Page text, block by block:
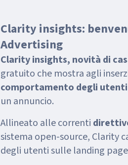
Clarity insights:
Advertising
Clarity insights, novità di
gratuito che mostra agli
comportamento degli utenti
un annuncio.
Allineato alle correnti
sistema open-source, Clarity
degli utenti sulle landing